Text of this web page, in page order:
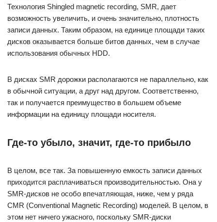
Технология Shingled magnetic recording, SMR, дает
возможность увеличить, и очень значительно, плотность
записи данных. Таким образом, на единице площади таких
дисков оказывается больше битов данных, чем в случае
использования обычных HDD.
В дисках SMR дорожки располагаются не параллельно, как
в обычной ситуации, а друг над другом. Соответственно,
так и получается преимущество в большем объеме
информации на единицу площади носителя.
Где-то убыло, значит, где-то прибыло
В целом, все так. За повышенную емкость записи данных
приходится расплачиваться производительностью. Она у
SMR-дисков не особо впечатляющая, ниже, чем у ряда
CMR (Conventional Magnetic Recording) моделей. В целом, в
этом нет ничего ужасного, поскольку SMR-диски